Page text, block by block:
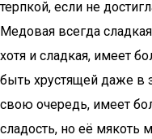
терпкой, если не
Медовая всегда
хотя и сладкая, имеет
быть хрустящей даже в
свою очередь, имеет
сладость, но её мякоть